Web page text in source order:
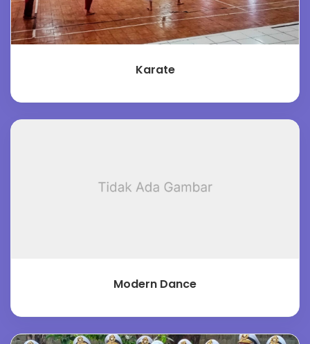
Karate
Modern Dance